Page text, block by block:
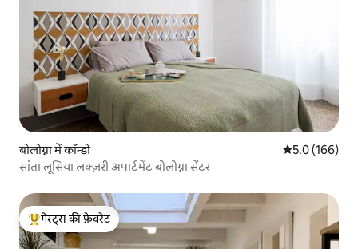
बोलोग्ना में कॉन्डो औसत रेटिंग 5 में
5.0 (166)
सांता लूसिया लक्ज़री अपार्टमेंट बोलोग्ना सेंटर
गेस्ट्स का टॉप फ़ेवरेट
गेस्ट्स की फ़ेवरेट